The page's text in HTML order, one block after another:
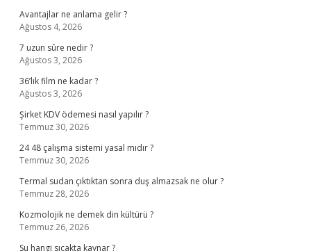
Avantajlar ne anlama gelir ?
Ağustos 4, 2026
7 uzun sûre nedir ?
Ağustos 3, 2026
36’lık film ne kadar ?
Ağustos 3, 2026
Şirket KDV ödemesi nasıl yapılır ?
Temmuz 30, 2026
24 48 çalışma sistemi yasal mıdır ?
Temmuz 30, 2026
Termal sudan çıktıktan sonra duş almazsak ne olur ?
Temmuz 28, 2026
Kozmolojik ne demek din kültürü ?
Temmuz 26, 2026
Su hangi sıcakta kaynar ?